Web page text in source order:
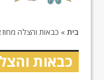
בית» כבאות והצלה מחוז
כבאות